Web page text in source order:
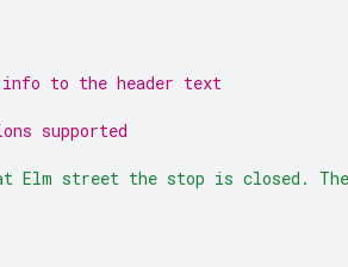
to the header text
supported
Elm street the stop is closed.